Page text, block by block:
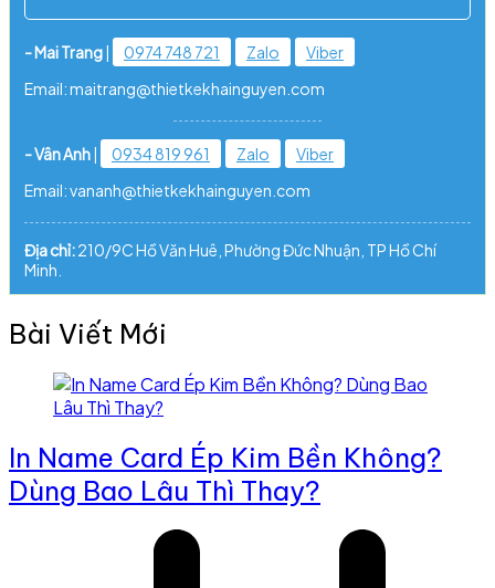
- Mai Trang| 0974 748 721 Zalo
Viber
Email: maitrang@thietkekhainguyen.com
- Vân Anh| 0934 819 961 Zalo
Viber
Email: vananh@thietkekhainguyen.com
Địa chỉ:210/9C Hồ Văn Huê, Phường Đức Nhuận, TP Hồ Chí
Minh.
Bài Viết Mới
In Name Card Ép Kim Bền Không?
Dùng Bao Lâu Thì Thay?